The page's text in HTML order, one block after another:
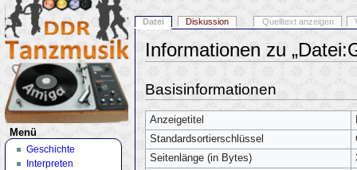
Informationen zu
Basisinformationen
Anzeigetitel
Standardsortierschlüssel
Seitenlänge (in Bytes)
Datei Diskussion Quelltext anzeigen
Menü
Geschichte
Interpreten